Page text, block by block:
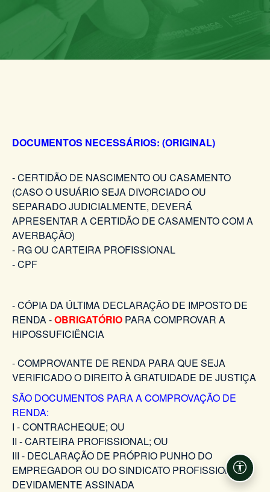
DOCUMENTOS NECESSÁRIOS: (ORIGINAL)
- CERTIDÃO DE NASCIMENTO OU CASAMENTO
(CASO O USUÁRIO SEJA DIVORCIADO OU
SEPARADO JUDICIALMENTE, DEVERÁ
APRESENTAR A CERTIDÃO DE CASAMENTO COM A
AVERBAÇÃO)
- RG OU CARTEIRA PROFISSIONAL
- CPF
- CÓPIA DA ÚLTIMA DECLARAÇÃO DE IMPOSTO DE
RENDA -OBRIGATÓRIO PARA COMPROVAR A
HIPOSSUFICIÊNCIA
- COMPROVANTE DE RENDA PARA QUE SEJA
VERIFICADO O DIREITO À GRATUIDADE DE JUSTIÇA
SÃO DOCUMENTOS PARA A COMPROVAÇÃO DE
RENDA:
I - CONTRACHEQUE; OU
II - CARTEIRA PROFISSIONAL; OU
III - DECLARAÇÃO DE PRÓPRIO PUNHO DO
EMPREGADOR OU DO SINDICATO PROFISSIONAL,
DEVIDAMENTE ASSINADA